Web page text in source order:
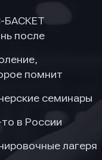
БАСКЕТ
после
помнит
семинары
в России
лагеря